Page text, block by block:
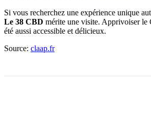
Si vous recherchez une expérience unique
Le 38 CBD mérite une visite. Apprivoiser le
été aussi accessible et délicieux.
Source: claap.fr